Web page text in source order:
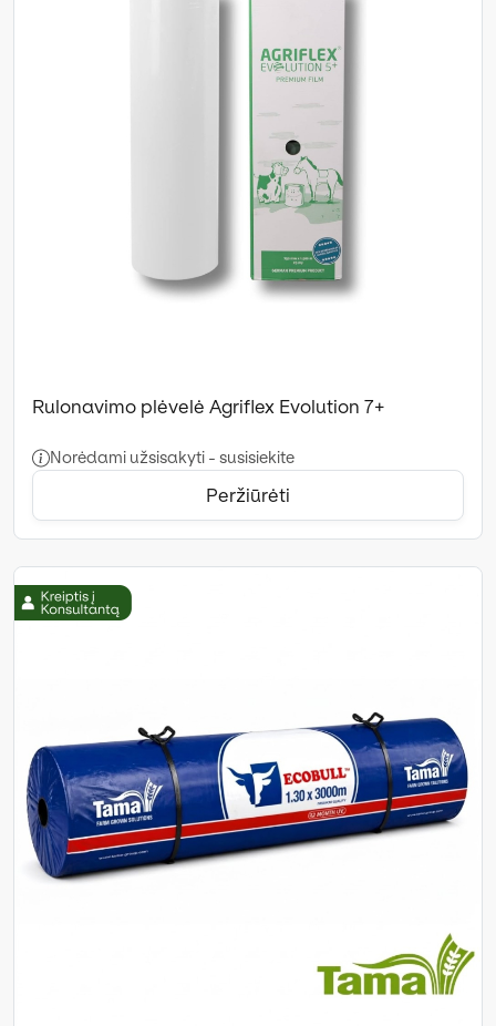
Rulonavimo plėvelė Agriflex Evolution 7+
Norėdami užsisakyti - susisiekite
Peržiūrėti